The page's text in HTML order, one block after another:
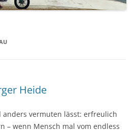
Heide
anders vermuten lässt: erfreulich
– wenn Mensch mal vom endless